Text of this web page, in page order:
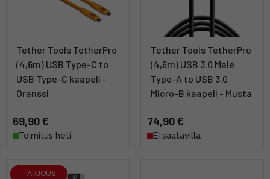
Tether Tools TetherPro
(4,6m) USB Type-C to
USB Type-C kaapeli -
Oranssi
69,90 €
Toimitus heti
Tether Tools TetherPro
(4,6m) USB 3.0 Male
Type-A to USB 3.0
Micro-B kaapeli - Musta
74,90 €
Ei saatavilla
TARJOUS